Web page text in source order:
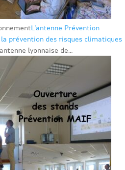
L’antenne Prévention
prévention des risques climatiques
lyonnaise de...